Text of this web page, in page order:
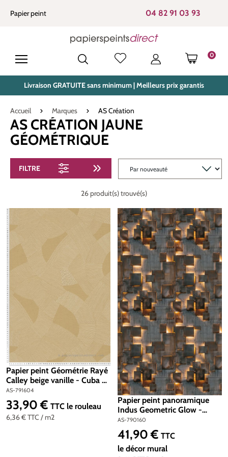
principal
Papier peint 04 82 91 03 93
0
LE
Livraison GRATUITE sans minimum | Meilleurs prix garantis
Accueil Marques AS Création
AS CRÉATION JAUNE
GÉOMÉTRIQUE
FILTRE
26 produit(s) trouvé(s)
Papier peint Géométrie Rayé
Calley beige vanille - Cuba 2
d'A.S. Création | Réf. AS-
791604
AS-791604
6,36 €TTC / m2
Prix régulier :
33,90 € TTC le rouleau
Papier peint panoramique
Indus Geometric Glow -
Metropolitan Stories 4 Hot
Spots d'A.S. Création | Réf.
AS-790160
AS-790160
Prix régulier :
41,90 € TTC
le décor mural